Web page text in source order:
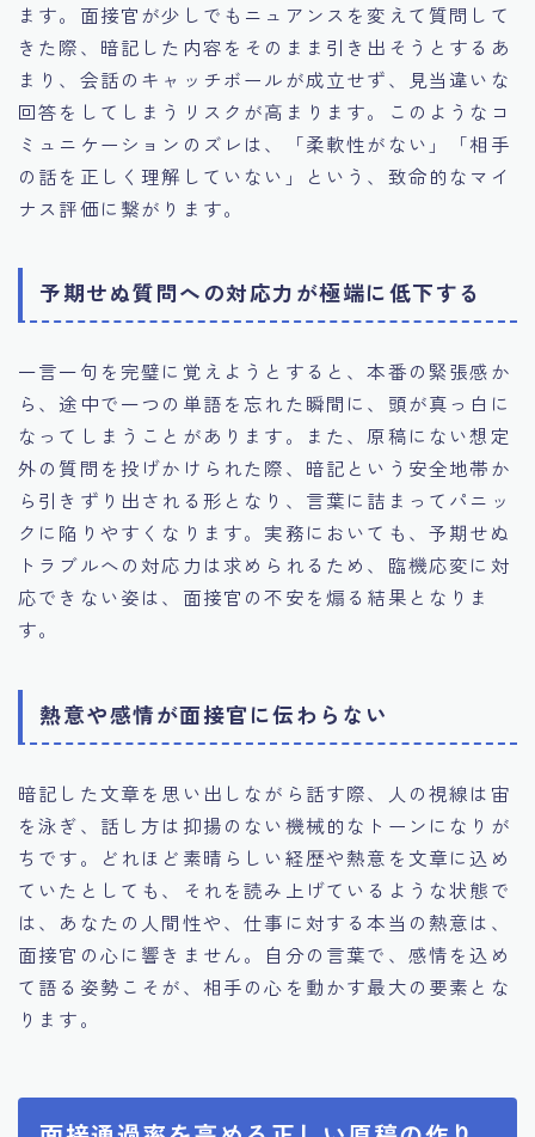
ます。面接官が少しでもニュアンスを変えて質問して
きた際、暗記した内容をそのまま引き出そうとするあ
まり、会話のキャッチボールが成立せず、見当違いな
回答をしてしまうリスクが高まります。このようなコ
ミュニケーションのズレは、「柔軟性がない」「相手
の話を正しく理解していない」という、致命的なマイ
ナス評価に繋がります。
予期せぬ質問への対応力が極端に低下する
一言一句を完璧に覚えようとすると、本番の緊張感か
ら、途中で一つの単語を忘れた瞬間に、頭が真っ白に
なってしまうことがあります。また、原稿にない想定
外の質問を投げかけられた際、暗記という安全地帯か
ら引きずり出される形となり、言葉に詰まってパニッ
クに陥りやすくなります。実務においても、予期せぬ
トラブルへの対応力は求められるため、臨機応変に対
応できない姿は、面接官の不安を煽る結果となりま
す。
熱意や感情が面接官に伝わらない
暗記した文章を思い出しながら話す際、人の視線は宙
を泳ぎ、話し方は抑揚のない機械的なトーンになりが
ちです。どれほど素晴らしい経歴や熱意を文章に込め
ていたとしても、それを読み上げているような状態で
は、あなたの人間性や、仕事に対する本当の熱意は、
面接官の心に響きません。自分の言葉で、感情を込め
て語る姿勢こそが、相手の心を動かす最大の要素とな
ります。